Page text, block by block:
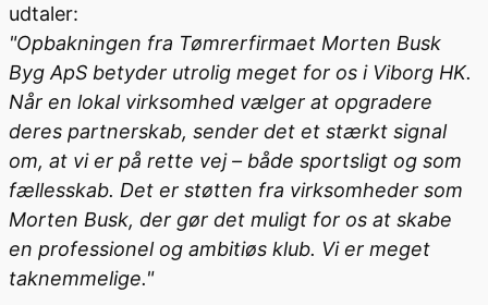
udtaler:
"Opbakningen fra Tømrerfirmaet Morten Busk
Byg ApS betyder utrolig meget for os i Viborg HK.
Når en lokal virksomhed vælger at opgradere
deres partnerskab, sender det et stærkt signal
om, at vi er på rette vej – både sportsligt og som
fællesskab. Det er støtten fra virksomheder som
Morten Busk, der gør det muligt for os at skabe
en professionel og ambitiøs klub. Vi er meget
taknemmelige."